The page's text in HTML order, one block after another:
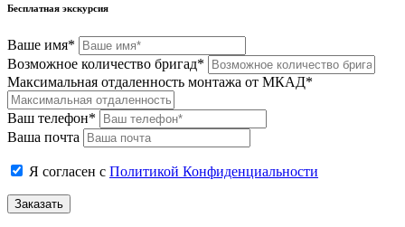
Бесплатная экскурсия
Ваше имя*
Возможное количество бригад*
Максимальная отдаленность монтажа от МКАД*
Ваш телефон*
Ваша почта
Я согласен с Политикой Конфиденциальности
Заказать